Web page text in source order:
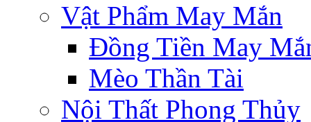
Vật Phẩm May Mắn
Đồng Tiền May
Mèo Thần Tài
Nội Thất Phong Thủy